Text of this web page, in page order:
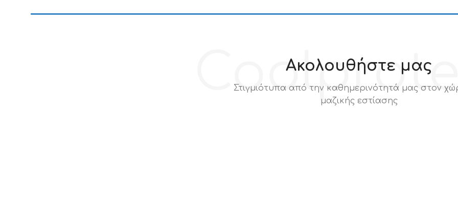
Ακολουθήστε μας
Στιγμιότυπα από την καθημερινότητά μας στον
μαζικής εστίασης